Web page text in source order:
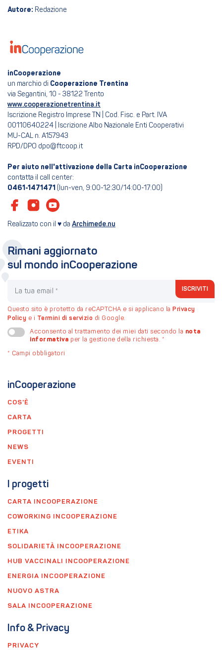
Autore: Redazione
inCooperazione
un marchio di Cooperazione Trentina
via Segantini, 10 - 38122 Trento
www.cooperazionetrentina.it
Iscrizione Registro Imprese TN | Cod. Fisc. e Part. IVA
00110640224 | Iscrizione Albo Nazionale Enti Cooperativi
MU-CAL n. A157943
RPD/DPO dpo@ftcoop.it
Per aiuto nell'attivazione della Carta inCooperazione
contatta il call center:
0461-1471471 (lun-ven, 9:00-12:30/14:00-17:00)
Realizzato con il ♥ da Archimede.nu
inCooperazione
COS'È
CARTA
PROGETTI
NEWS
EVENTI
I progetti
CARTA INCOOPERAZIONE
COWORKING INCOOPERAZIONE
ETIKA
SOLIDARIETÀ INCOOPERAZIONE
HUB VACCINALI INCOOPERAZIONE
ENERGIA INCOOPERAZIONE
NUOVO ASTRA
SALA INCOOPERAZIONE
Info & Privacy
PRIVACY
Rimani aggiornato
sul mondo inCooperazione
ISCRIVITI
Questo sito è protetto da reCAPTCHA e si applicano la Privacy
Policy e i Termini di servizio di Google.
Acconsento al trattamento dei miei dati secondo la nota
informativa per la gestione della richiesta. *
* Campi obbligatori